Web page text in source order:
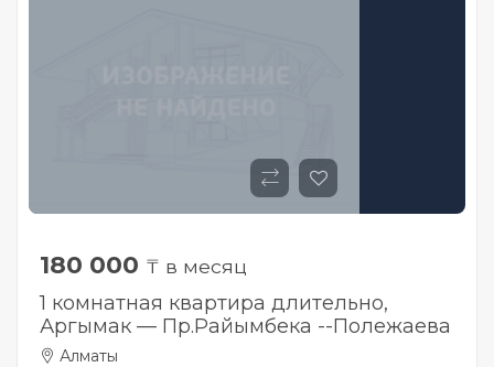
180 000 ₸ в месяц
1 комнатная квартира длительно,
Аргымак — Пр.Райымбека --Полежаева
Алматы